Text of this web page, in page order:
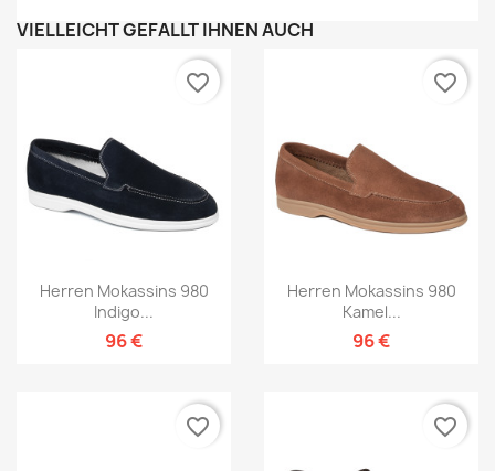
VIELLEICHT GEFÄLLT IHNEN AUCH
Herren Mokassins 980
Indigo...
96 €
favorite_border
Herren Mokassins 980
Kamel...
96 €
favorite_border
favorite_border favorite_border